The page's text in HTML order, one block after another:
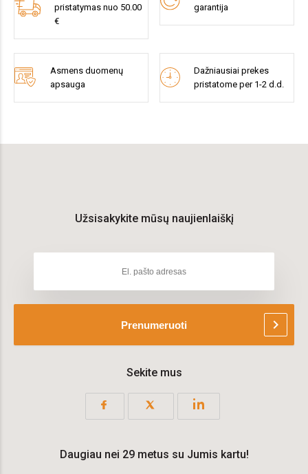
pristatymas nuo 50.00
€
garantija
Asmens duomenų
apsauga
Dažniausiai prekes
pristatome per 1-2 d.d.
Užsisakykite mūsų naujienlaiškį
Prenumeruoti chevron_right
Sekite mus
Daugiau nei 29 metus su Jumis kartu!